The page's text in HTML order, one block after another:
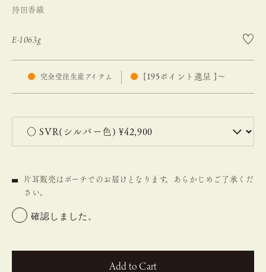
持田香織
E-1063g
完全受注生産アイテム 195 ポイント進呈 ] 〜
片耳販売はポーチでのお届けとなります。あらかじめご了承くだ
さい。
確認しました。
カートに入れる